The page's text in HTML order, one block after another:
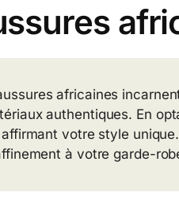
africaines
authentiques. En
votre style
à votre garde-